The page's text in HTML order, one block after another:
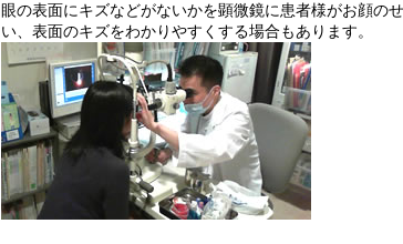
眼の表面にキズなどがないかを顕微鏡に患者様がお顔の
い、表面のキズをわかりやすくする場合もあります。